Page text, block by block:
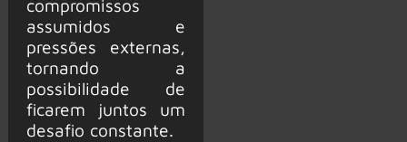
compromissos
assumidos e
pressões externas,
tornando a
possibilidade de
ficarem juntos um
desafio constante.